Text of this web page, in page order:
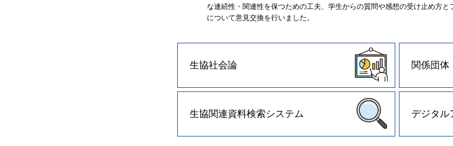
な連続性・関連性を保つための工夫、学生からの質問や感想の受け止め方
について意見交換を行いました。
生協社会論 関係団
生協関連資料検索システム デジタル